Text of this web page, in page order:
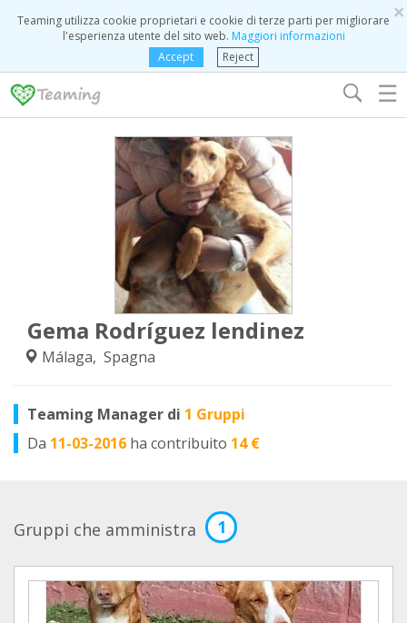
×
Teaming utilizza cookie proprietari e cookie di terze parti per migliorare
l'esperienza utente del sito web. Maggiori informazioni
Accept
Reject
☰
Gema Rodríguez lendinez
Málaga, Spagna
Teaming Manager di 1 Gruppi
Da 11-03-2016 ha contribuito 14 €
Gruppi che amministra 1